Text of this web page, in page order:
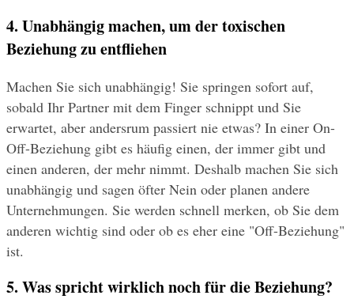
4. Unabhängig machen, um der toxischen
Beziehung zu entfliehen
Machen Sie sich unabhängig! Sie springen sofort auf,
sobald Ihr Partner mit dem Finger schnippt und Sie
erwartet, aber andersrum passiert nie etwas? In einer On-
Off-Beziehung gibt es häufig einen, der immer gibt und
einen anderen, der mehr nimmt. Deshalb machen Sie sich
unabhängig und sagen öfter Nein oder planen andere
Unternehmungen. Sie werden schnell merken, ob Sie dem
anderen wichtig sind oder ob es eher eine "Off-Beziehung"
ist.
5. Was spricht wirklich noch für die Beziehung?